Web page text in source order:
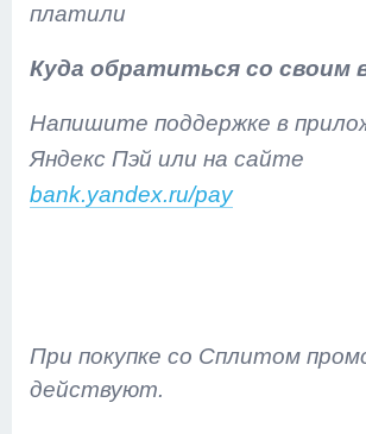
платили
Куда обратиться со своим
Напишите поддержке в
Яндекс Пэй или на сайте
bank.yandex.ru/pay
При покупке со Сплитом
действуют.